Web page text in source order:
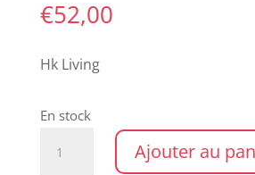
€52,00
Hk Living
En stock
Ajouter au